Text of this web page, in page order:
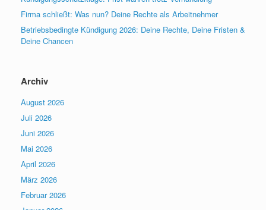
Firma schließt: Was nun? Deine Rechte als Arbeitnehmer
Betriebsbedingte Kündigung 2026: Deine Rechte, Deine Fristen &
Deine Chancen
Archiv
August 2026
Juli 2026
Juni 2026
Mai 2026
April 2026
März 2026
Februar 2026